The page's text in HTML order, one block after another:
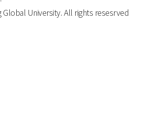
University. All rights resesrved